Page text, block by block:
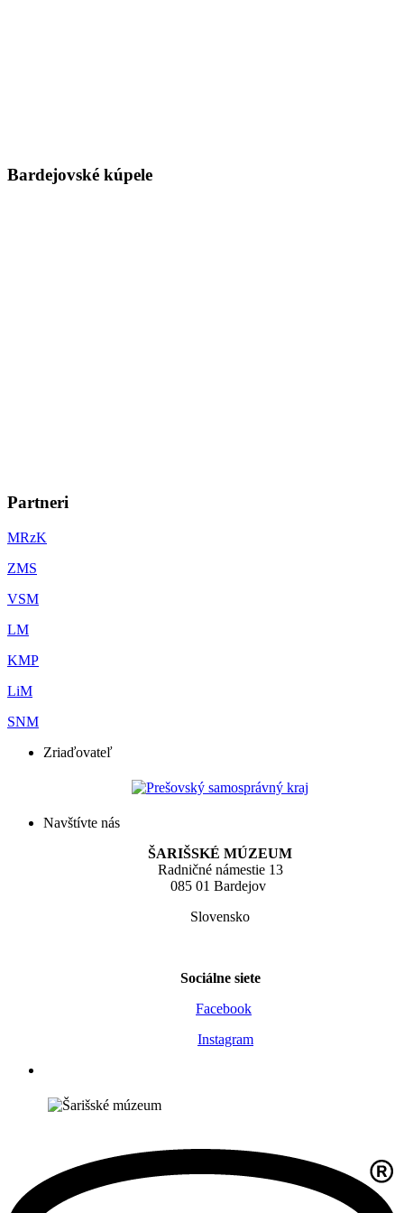
Bardejovské kúpele
Partneri
MRzK
ZMS
VSM
LM
KMP
LiM
SNM
Zriaďovateľ
Navštívte nás
ŠARIŠSKÉ MÚZEUM
Radničné námestie 13
085 01 Bardejov
Slovensko
Sociálne siete
Facebook
Instagram